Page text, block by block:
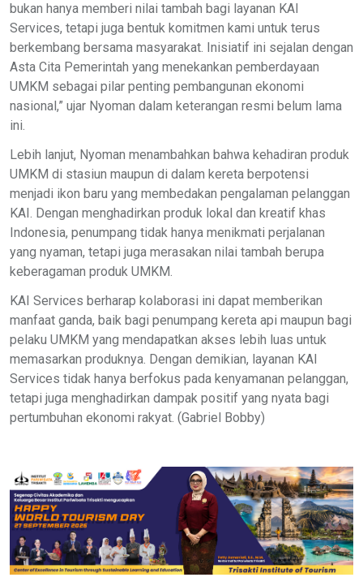
bukan hanya memberi nilai tambah bagi layanan KAI
Services, tetapi juga bentuk komitmen kami untuk terus
berkembang bersama masyarakat. Inisiatif ini sejalan dengan
Asta Cita Pemerintah yang menekankan pemberdayaan
UMKM sebagai pilar penting pembangunan ekonomi
nasional,” ujar Nyoman dalam keterangan resmi belum lama
ini.
Lebih lanjut, Nyoman menambahkan bahwa kehadiran produk
UMKM di stasiun maupun di dalam kereta berpotensi
menjadi ikon baru yang membedakan pengalaman pelanggan
KAI. Dengan menghadirkan produk lokal dan kreatif khas
Indonesia, penumpang tidak hanya menikmati perjalanan
yang nyaman, tetapi juga merasakan nilai tambah berupa
keberagaman produk UMKM.
KAI Services berharap kolaborasi ini dapat memberikan
manfaat ganda, baik bagi penumpang kereta api maupun bagi
pelaku UMKM yang mendapatkan akses lebih luas untuk
memasarkan produknya. Dengan demikian, layanan KAI
Services tidak hanya berfokus pada kenyamanan pelanggan,
tetapi juga menghadirkan dampak positif yang nyata bagi
pertumbuhan ekonomi rakyat. (Gabriel Bobby)